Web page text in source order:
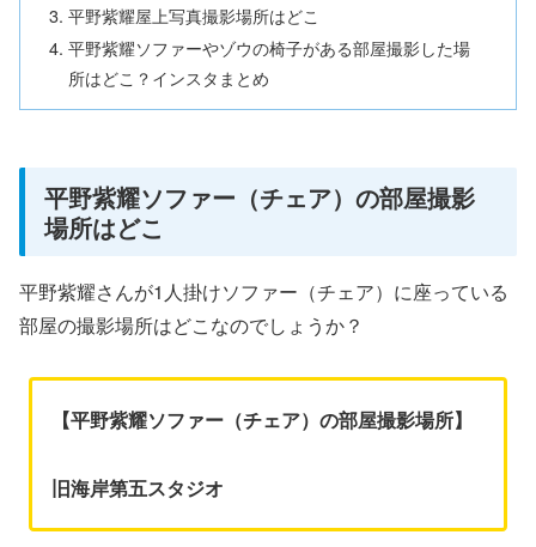
平野紫耀屋上写真撮影場所はどこ
平野紫耀ソファーやゾウの椅子がある部屋撮影した場
所はどこ？インスタまとめ
平野紫耀ソファー（チェア）の部屋撮影
場所はどこ
平野紫耀さんが1人掛けソファー（チェア）に座っている
部屋の撮影場所はどこなのでしょうか？
【平野紫耀ソファー（チェア）の部屋撮影場所】
旧海岸第五スタジオ